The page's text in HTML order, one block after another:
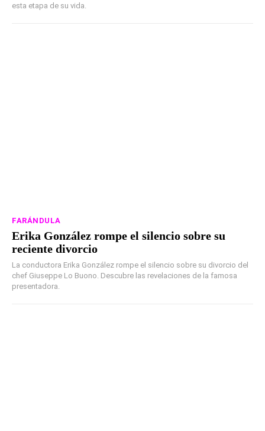
esta etapa de su vida.
FARÁNDULA
Erika González rompe el silencio sobre su
reciente divorcio
La conductora Erika González rompe el silencio sobre su divorcio del
chef Giuseppe Lo Buono. Descubre las revelaciones de la famosa
presentadora.